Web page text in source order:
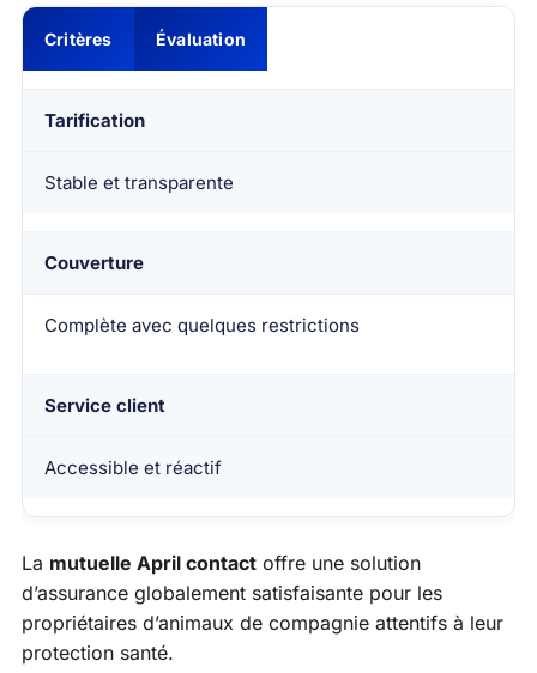
Critères Évaluation
Tarification
Stable et transparente
Couverture
Complète avec quelques restrictions
Service client
Accessible et réactif
La mutuelle April contact offre une solution
d’assurance globalement satisfaisante pour les
propriétaires d’animaux de compagnie attentifs à leur
protection santé.